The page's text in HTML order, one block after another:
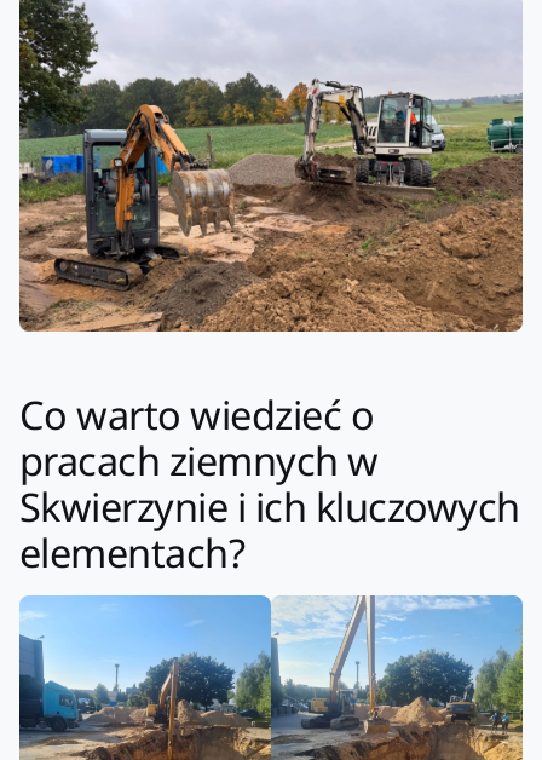
Co warto wiedzieć o
pracach ziemnych w
Skwierzynie i ich kluczowych
elementach?